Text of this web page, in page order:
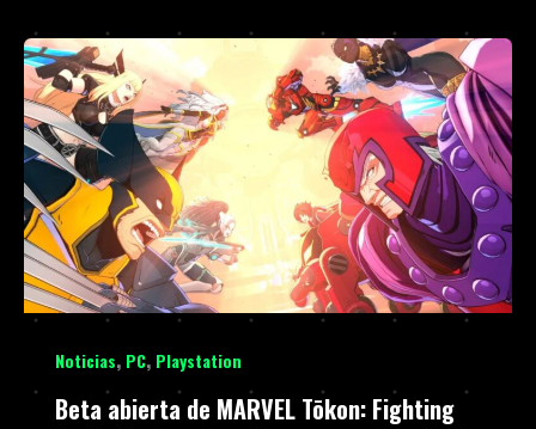
Noticias, PC, Playstation
Beta abierta de MARVEL Tōkon: Fighting